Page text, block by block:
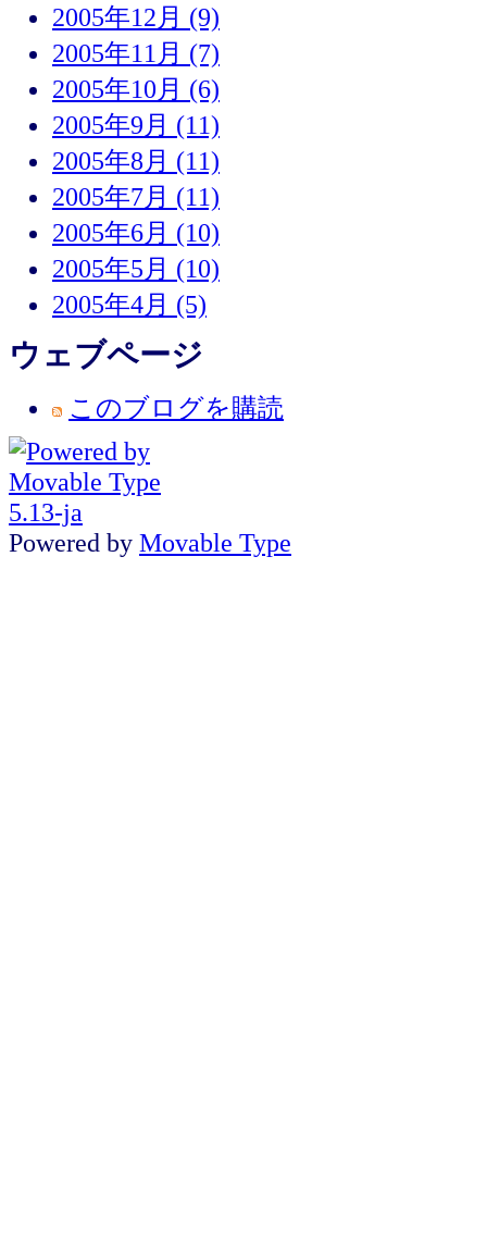
2005年12月 (9)
2005年11月 (7)
2005年10月 (6)
2005年9月 (11)
2005年8月 (11)
2005年7月 (11)
2005年6月 (10)
2005年5月 (10)
2005年4月 (5)
ウェブページ
このブログを購読
Powered by Movable Type